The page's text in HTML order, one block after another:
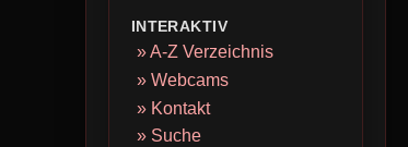
INTERAKTIV
» A-Z Verzeichnis
» Webcams
» Kontakt
» Suche